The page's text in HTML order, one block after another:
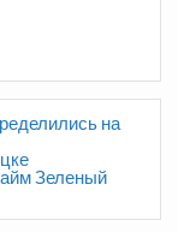
на
Зеленый